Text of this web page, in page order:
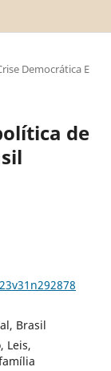
Democrática E
de
Brasil
Leis,